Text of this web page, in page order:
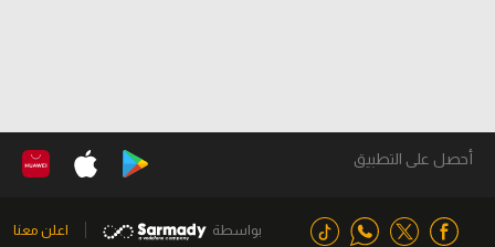
أحصل على التطبيق
بواسطة اعلن معنا